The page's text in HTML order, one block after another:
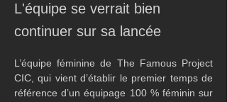
L'équipe se verrait bien
continuer sur sa lancée
L’équipe féminine de The Famous Project
CIC, qui vient d’établir le premier temps de
référence d’un équipage 100 % féminin sur